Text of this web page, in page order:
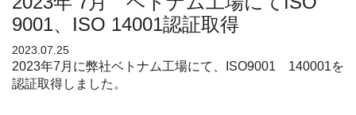
株
式
会
9001、ISO 14001認証取得
2023.07.25
2023年7月に弊社ベトナム工場にて、ISO9001 140001を
認証取得しました。